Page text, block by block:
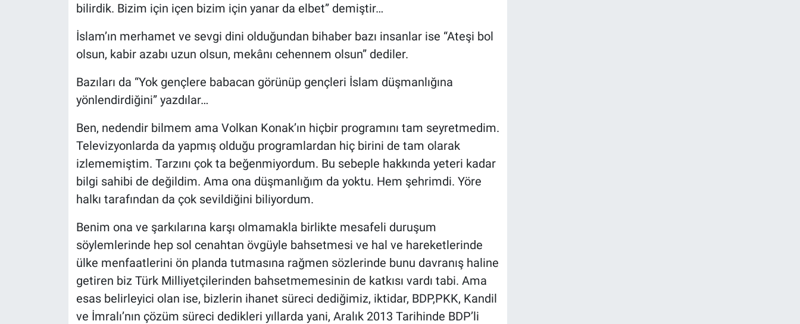
bilirdik. Bizim için içen bizim için yanar da elbet” demiştir…
İslam’ın merhamet ve sevgi dini olduğundan bihaber bazı insanlar ise “Ateşi bol
olsun, kabir azabı uzun olsun, mekânı cehennem olsun” dediler.
Bazıları da “Yok gençlere babacan görünüp gençleri İslam düşmanlığına
yönlendirdiğini” yazdılar…
Ben, nedendir bilmem ama Volkan Konak’ın hiçbir programını tam seyretmedim.
Televizyonlarda da yapmış olduğu programlardan hiç birini de tam olarak
izlememiştim. Tarzını çok ta beğenmiyordum. Bu sebeple hakkında yeteri kadar
bilgi sahibi de değildim. Ama ona düşmanlığım da yoktu. Hem şehrimdi. Yöre
halkı tarafından da çok sevildiğini biliyordum.
Benim ona ve şarkılarına karşı olmamakla birlikte mesafeli duruşum
söylemlerinde hep sol cenahtan övgüyle bahsetmesi ve hal ve hareketlerinde
ülke menfaatlerini ön planda tutmasına rağmen sözlerinde bunu davranış haline
getiren biz Türk Milliyetçilerinden bahsetmemesinin de katkısı vardı tabi. Ama
esas belirleyici olan ise, bizlerin ihanet süreci dediğimiz, iktidar, BDP,PKK, Kandil
ve İmralı’nın çözüm süreci dedikleri yıllarda yani, Aralık 2013 Tarihinde BDP’li